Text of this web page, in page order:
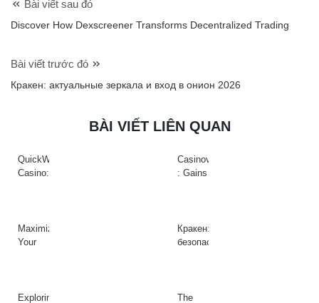
Bài viết sau đó
Discover How Dexscreener Transforms Decentralized Trading
Bài viết trước đó
Кракен: актуальные зеркала и вход в онион 2026
BÀI VIẾT LIÊN QUAN
QuickWin
Casino:
és
gyors
Casinova
: Gains
à
Haute
Maximize
Your
Raydium
Кракен:
безопасный
даркнета
Exploring
The